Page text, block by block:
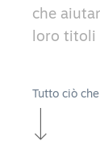
che
loro titoli
Tutto ciò